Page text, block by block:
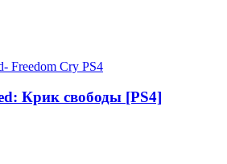
Крик свободы [PS4]